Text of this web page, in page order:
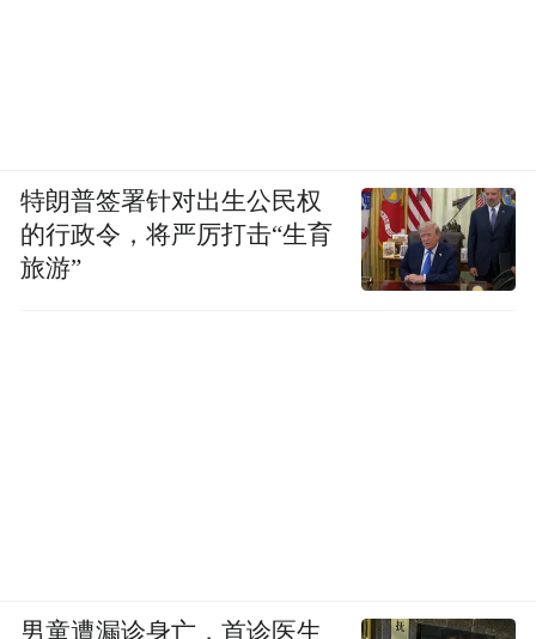
特朗普签署针对出生公民权
的行政令，将严厉打击“生育
旅游”
男童遭漏诊身亡，首诊医生